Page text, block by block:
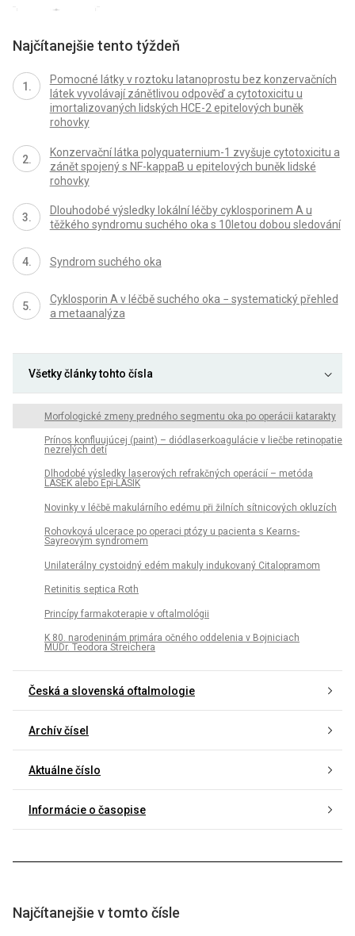
Najčítanejšie tento týždeň
Pomocné látky v roztoku latanoprostu bez konzervačních
látek vyvolávají zánětlivou odpověď a cytotoxicitu u
imortalizovaných lidských HCE-2 epitelových buněk
rohovky
Konzervační látka polyquaternium-1 zvyšuje cytotoxicitu a
zánět spojený s NF-kappaB u epitelových buněk lidské
rohovky
Dlouhodobé výsledky lokální léčby cyklosporinem A u
těžkého syndromu suchého oka s 10letou dobou sledování
Syndrom suchého oka
Cyklosporin A v léčbě suchého oka − systematický přehled
a metaanalýza
Všetky články tohto čísla
Morfologické zmeny predného segmentu oka po operácii katarakty
Prínos konfluujúcej (paint) – diódlaserkoagulácie v liečbe retinopatie
nezrelých detí
Dlhodobé výsledky laserových refrakčných operácií – metóda
LASEK alebo Epi-LASIK
Novinky v léčbě makulárního edému při žilních sítnicových okluzích
Rohovková ulcerace po operaci ptózy u pacienta s Kearns-
Sayreovým syndromem
Unilaterálny cystoidný edém makuly indukovaný Citalopramom
Retinitis septica Roth
Princípy farmakoterapie v oftalmológii
K 80. narodeninám primára očného oddelenia v Bojniciach
MUDr. Teodora Streichera
Česká a slovenská oftalmologie
Archív čísel
Aktuálne číslo
Informácie o časopise
Najčítanejšie v tomto čísle